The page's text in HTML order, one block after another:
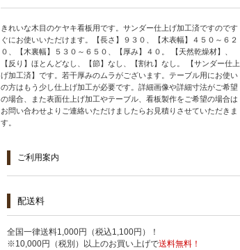
きれいな木目のケヤキ看板用です。サンダー仕上げ加工済ですのです
ぐにお使いいただけます。【長さ】９３０、【木表幅】４５０～６２
０、【木裏幅】５３０～６５０、【厚み】４０。 【天然乾燥材】、
【反り】ほとんどなし、【節】なし、【割れ】なし。 【サンダー仕上
げ加工済】です。若干厚みのムラがございます。テーブル用にお使い
の方はもう少し仕上げ加工が必要です。詳細画像や詳細寸法がご希望
の場合、また表面仕上げ加工やテーブル、看板製作をご希望の場合は
お問い合わせよりご連絡いただけましたらお見積りさせていただきま
す。
ご利用案内
配送料
全国一律送料1,000円（税込1,100円）！
※10,000円（税別）以上のお買い上げで送料無料！